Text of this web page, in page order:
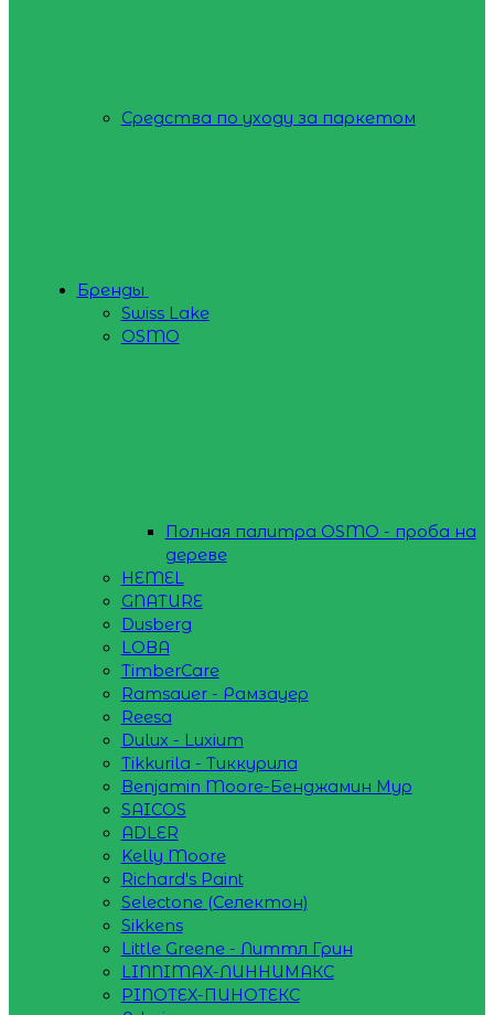
Средства по уходу за паркетом
Бренды
Swiss Lake
OSMO
Полная палитра OSMO - проба на
дереве
HEMEL
GNATURE
Dusberg
LOBA
TimberCare
Ramsauer - Рамзауер
Reesa
Dulux - Luxium
Tikkurila - Тиккурила
Benjamin Moore-Бенджамин Мур
SAICOS
ADLER
Kelly Moore
Richard's Paint
Selectone (Селектон)
Sikkens
Little Greene - Литтл Грин
LINNIMAX-ЛИННИМАКС
PINOTEX-ПИНОТЕКС